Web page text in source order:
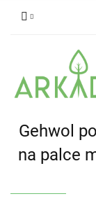
Gehwol
na palce